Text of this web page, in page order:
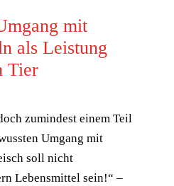
mit
als Leistung
Tier
zumindest einem Teil
Umgang mit
soll nicht
Lebensmittel sein!“ –